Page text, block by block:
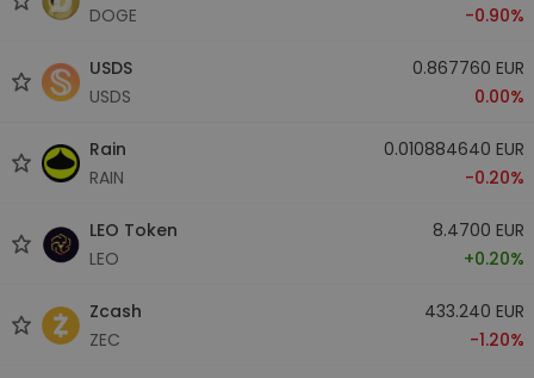
DOGE
-0.90%
USDS
USDS
0.867760 EUR
0.00%
Rain
RAIN
0.010884640 EUR
-0.20%
LEO Token
LEO
8.4700 EUR
+0.20%
Zcash
ZEC
433.240 EUR
-1.20%